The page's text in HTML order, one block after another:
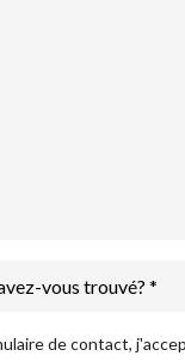
de contact,